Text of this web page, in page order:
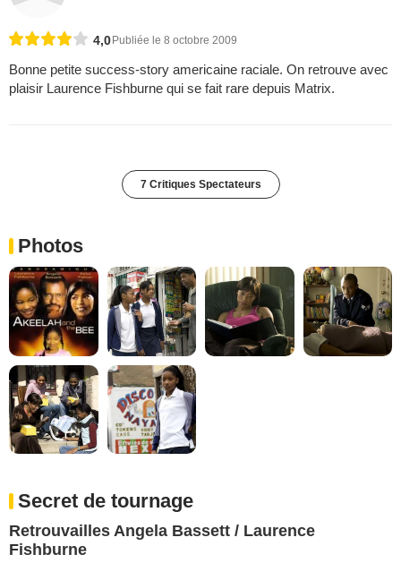
4,0 Publiée le 8 octobre 2009
Bonne petite success-story americaine raciale. On retrouve avec
plaisir Laurence Fishburne qui se fait rare depuis Matrix.
7 Critiques Spectateurs
Photos
Secret de tournage
Retrouvailles Angela Bassett / Laurence
Fishburne